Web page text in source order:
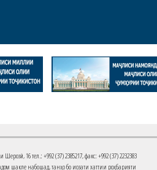
16 тел.: +992 (37) 2385217, факс: +992 (37) 2232383
шакле набошад, танҳо бо иҷозати хаттии роҳбарияти